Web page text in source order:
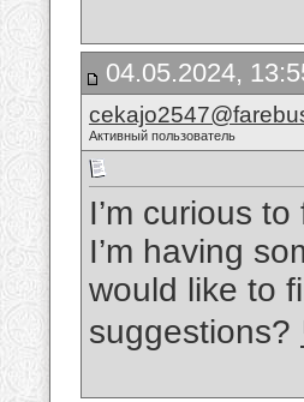
04.05.2024,
Активный пользователь
I’m curious
I’m having
would like to
suggestions?